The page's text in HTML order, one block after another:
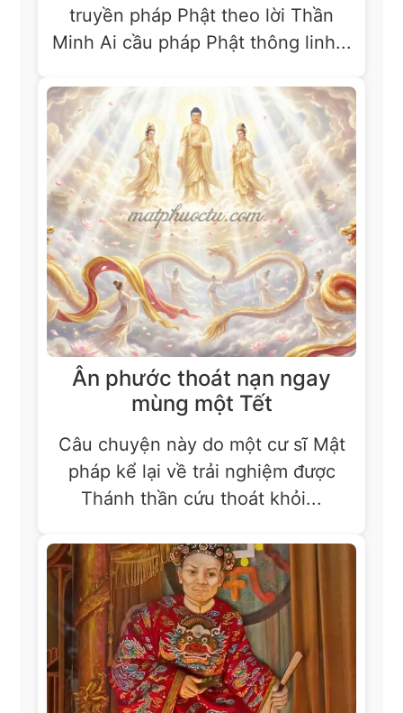
truyền pháp Phật theo lời Thần
Minh Ai cầu pháp Phật thông linh...
Ân phước thoát nạn ngay
mùng một Tết
Câu chuyện này do một cư sĩ Mật
pháp kể lại về trải nghiệm được
Thánh thần cứu thoát khỏi...